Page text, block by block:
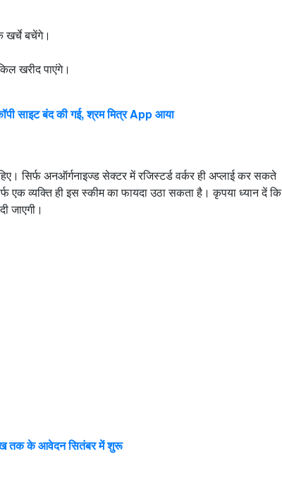
खर्चे बचेंगे।
खरीद पाएंगे।
बंद की गई, श्रम मित्र App आया
सिर्फ अनऑर्गनाइज्ड सेक्टर में रजिस्टर्ड वर्कर ही अप्लाई कर सकते
एक व्यक्ति ही इस स्कीम का फायदा उठा सकता है। कृपया ध्यान दें कि
जाएगी।
तक के आवेदन सितंबर में शुरू